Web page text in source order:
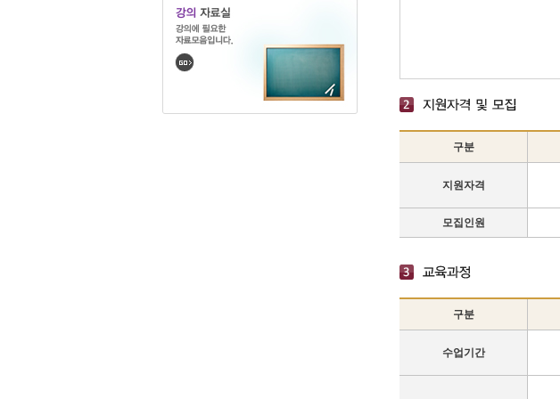
구분
지원자격
모집인원
구분
수업기간